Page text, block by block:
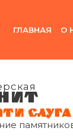
ГЛАВНАЯ О